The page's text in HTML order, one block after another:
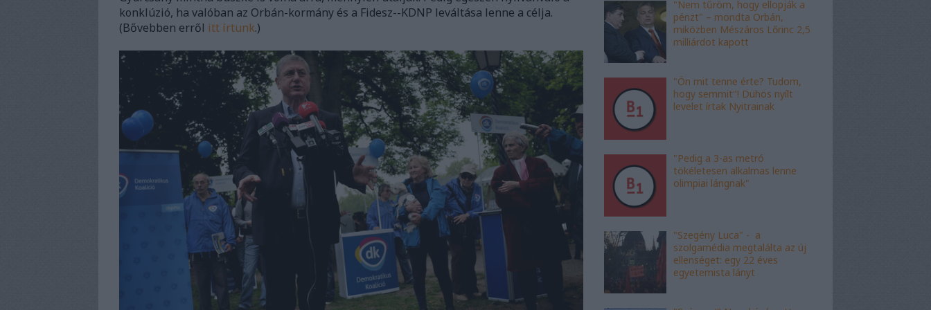
konklúzió, ha valóban az Orbán-kormány és a Fidesz--KDNP leváltása lenne a célja.
(Bővebben erről itt írtunk.)
"Nem tűröm, hogy ellopják a
pénzt" – mondta Orbán,
miközben Mészáros Lőrinc 2,5
milliárdot kapott
"Ön mit tenne érte? Tudom,
hogy semmit"! Dühös nyílt
levelet írtak Nyitrainak
"Pedig a 3-as metró
tökéletesen alkalmas lenne
olimpiai lángnak"
"Szegény Luca" - a
szolgamédia megtalálta az új
ellenséget: egy 22 éves
egyetemista lányt